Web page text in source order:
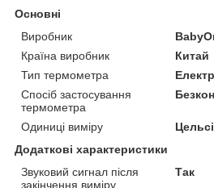
Основні
Виробник
Країна виробник
Китай
Тип термометра
Спосіб застосування
термометра
Одиниці виміру
Додаткові характеристики
Звуковий сигнал після
закінчення виміру
Так